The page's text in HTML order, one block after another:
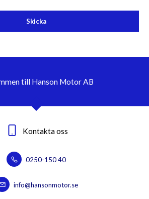
Skicka
till Hanson Motor AB
Kontakta oss
0250-150 40
info@hansonmotor.se